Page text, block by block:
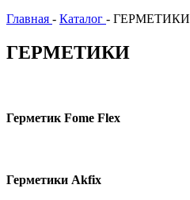
Главная - Каталог - ГEPМЕТИКИ
ГEPМЕТИКИ
Герметик Fome Flex
Герметики Akfix